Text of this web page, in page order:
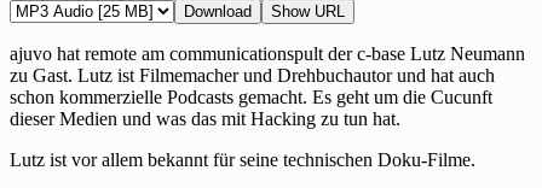
Download Show URL
ajuvo hat remote am communicationspult der c-base Lutz Neumann
zu Gast. Lutz ist Filmemacher und Drehbuchautor und hat auch
schon kommerzielle Podcasts gemacht. Es geht um die Cucunft
dieser Medien und was das mit Hacking zu tun hat.
Lutz ist vor allem bekannt für seine technischen Doku-Filme.